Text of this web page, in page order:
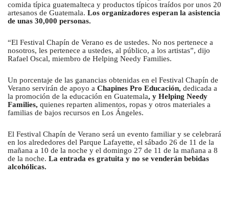
comida típica guatemalteca y productos típicos traídos por unos 20
artesanos de Guatemala. Los organizadores esperan la asistencia
de unas 30,000 personas.
“El Festival Chapín de Verano es de ustedes. No nos pertenece a
nosotros, les pertenece a ustedes, al público, a los artistas”, dijo
Rafael Oscal, miembro de Helping Needy Families.
Un porcentaje de las ganancias obtenidas en el Festival Chapín de
Verano servirán de apoyo a Chapines Pro Educación, dedicada a
la promoción de la educación en Guatemala, y Helping Needy
Families, quienes reparten alimentos, ropas y otros materiales a
familias de bajos recursos en Los Ángeles.
El Festival Chapín de Verano será un evento familiar y se celebrará
en los alrededores del Parque Lafayette, el sábado 26 de 11 de la
mañana a 10 de la noche y el domingo 27 de 11 de la mañana a 8
de la noche. La entrada es gratuita y no se venderán bebidas
alcohólicas.